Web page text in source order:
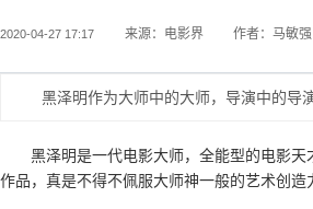
2020-04-27 17:17 来源：电影界 作者：马敏强
黑泽明作为大师中的大师，导演中的导
黑泽明是一代电影大师，全能型的电影
作品，真是不得不佩服大师神一般的艺术创造